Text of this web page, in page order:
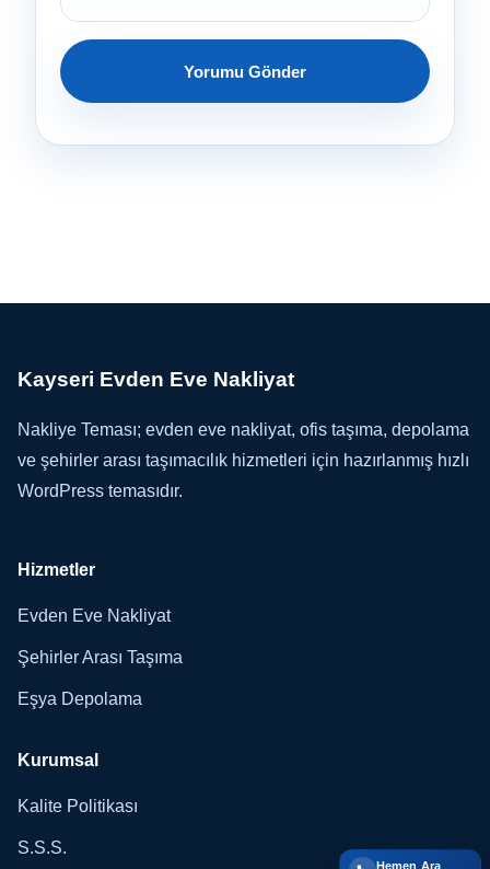
Kayseri Evden Eve Nakliyat
Nakliye Teması; evden eve nakliyat, ofis taşıma, depolama
ve şehirler arası taşımacılık hizmetleri için hazırlanmış hızlı
WordPress temasıdır.
Hizmetler
Evden Eve Nakliyat
Şehirler Arası Taşıma
Eşya Depolama
Kurumsal
Kalite Politikası
S.S.S.
Hemen Ara